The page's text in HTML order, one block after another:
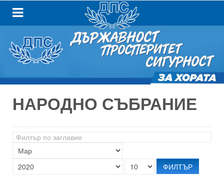
НАРОДНО СЪБРАНИЕ
Филтър
по
заглавие
ФИЛТЪР